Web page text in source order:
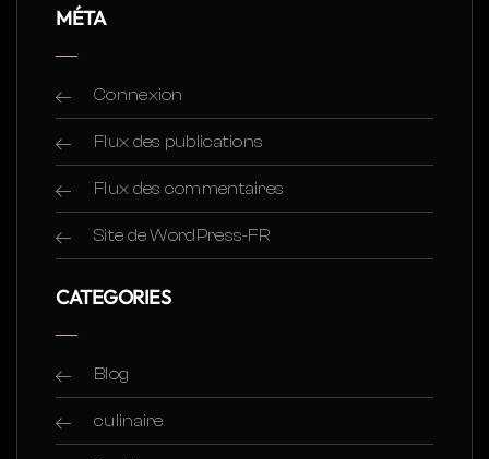
MÉTA
Connexion
Flux des publications
Flux des commentaires
Site de WordPress-FR
CATEGORIES
Blog
culinaire